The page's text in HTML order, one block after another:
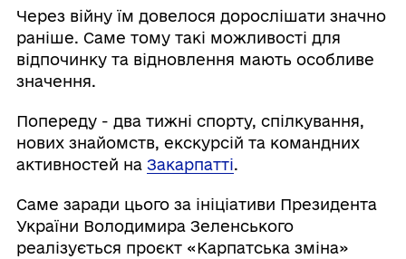
Через війну їм довелося дорослішати значно
раніше. Саме тому такі можливості для
відпочинку та відновлення мають особливе
значення.
Попереду - два тижні спорту, спілкування,
нових знайомств, екскурсій та командних
активностей на Закарпатті.
Саме заради цього за ініціативи Президента
України Володимира Зеленського
реалізується проєкт «Карпатська зміна»